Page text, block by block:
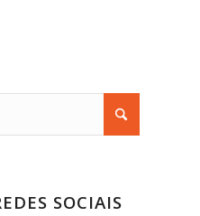
SOCIAIS